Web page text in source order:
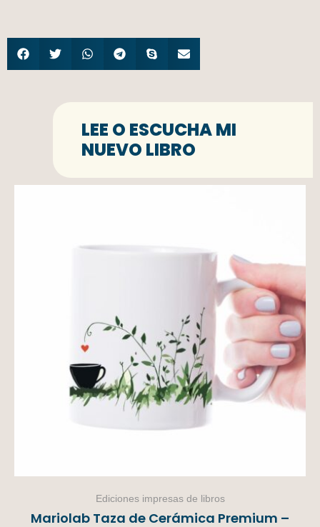
LEE O ESCUCHA MI
NUEVO LIBRO
Ediciones impresas de libros
Mariolab Taza de Cerámica Premium –